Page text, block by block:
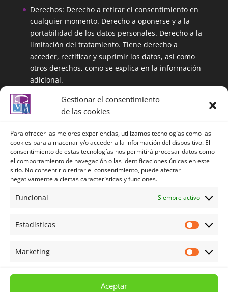
Gestionar el consentimiento
de las cookies
Para ofrecer las mejores experiencias, utilizamos tecnologías como las
cookies para almacenar y/o acceder a la información del dispositivo. El
consentimiento de estas tecnologías nos permitirá procesar datos como
el comportamiento de navegación o las identificaciones únicas en este
sitio. No consentir o retirar el consentimiento, puede afectar
negativamente a ciertas características y funciones.
Funcional Siempre activo
Estadísticas
Marketing
Aceptar
Derechos: Derecho a retirar el consentimiento en
cualquier momento. Derecho a oponerse y a la
portabilidad de los datos personales. Derecho a la
limitación del tratamiento. Tiene derecho a
acceder, rectificar y suprimir los datos, así como
otros derechos, como se explica en la información
adicional.
Información adicional: Puede ampliar la
información en el siguiente enlace:
dad/
Política de privacidad
Política de privacidad redes sociales
Política de Cookies
Términos y Condiciones
Carrito
Tienda